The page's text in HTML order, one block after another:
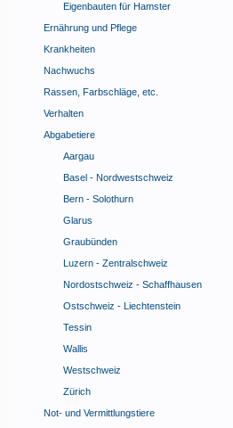
Eigenbauten für Hamster
Ernährung und Pflege
Krankheiten
Nachwuchs
Rassen, Farbschläge, etc.
Verhalten
Abgabetiere
Aargau
Basel - Nordwestschweiz
Bern - Solothurn
Glarus
Graubünden
Luzern - Zentralschweiz
Nordostschweiz - Schaffhausen
Ostschweiz - Liechtenstein
Tessin
Wallis
Westschweiz
Zürich
Not- und Vermittlungstiere